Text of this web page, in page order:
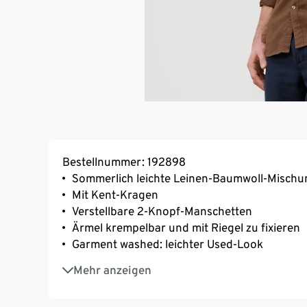
Bestellnummer: 192898
Sommerlich leichte Leinen-Baumwoll-
Mit Kent-Kragen
Verstellbare 2-Knopf-Manschetten
Ärmel krempelbar und mit Riegel zu fixieren
Garment washed: leichter Used-Look
Mehr anzeigen
Modern fit